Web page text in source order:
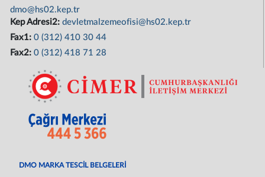
dmo@hs02.kep.tr
Kep Adresi2:devletmalzemeofisi@hs02.kep.tr
Fax1:0 (312) 410 30 44
Fax2:0 (312) 418 71 28
DMO MARKA TESCİL BELGELERİ